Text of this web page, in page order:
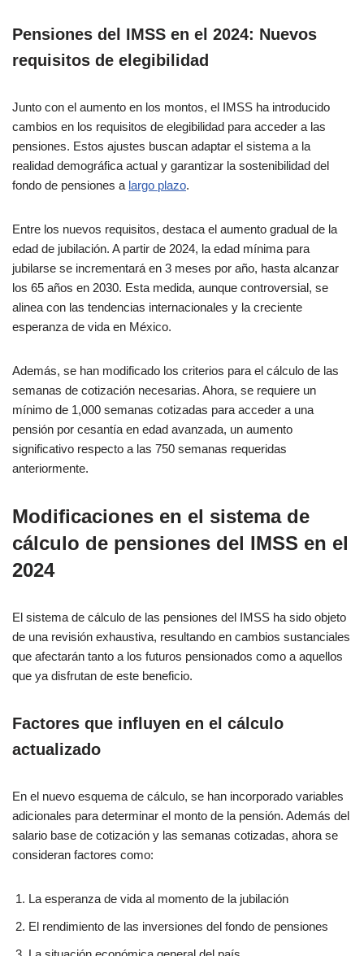
Pensiones del IMSS en el 2024: Nuevos
requisitos de elegibilidad
Junto con el aumento en los montos, el IMSS ha introducido
cambios en los requisitos de elegibilidad para acceder a las
pensiones. Estos ajustes buscan adaptar el sistema a la
realidad demográfica actual y garantizar la sostenibilidad del
fondo de pensiones a largo plazo.
Entre los nuevos requisitos, destaca el aumento gradual de la
edad de jubilación. A partir de 2024, la edad mínima para
jubilarse se incrementará en 3 meses por año, hasta alcanzar
los 65 años en 2030. Esta medida, aunque controversial, se
alinea con las tendencias internacionales y la creciente
esperanza de vida en México.
Además, se han modificado los criterios para el cálculo de las
semanas de cotización necesarias. Ahora, se requiere un
mínimo de 1,000 semanas cotizadas para acceder a una
pensión por cesantía en edad avanzada, un aumento
significativo respecto a las 750 semanas requeridas
anteriormente.
Modificaciones en el sistema de
cálculo de pensiones del IMSS en el
2024
El sistema de cálculo de las pensiones del IMSS ha sido objeto
de una revisión exhaustiva, resultando en cambios sustanciales
que afectarán tanto a los futuros pensionados como a aquellos
que ya disfrutan de este beneficio.
Factores que influyen en el cálculo
actualizado
En el nuevo esquema de cálculo, se han incorporado variables
adicionales para determinar el monto de la pensión. Además del
salario base de cotización y las semanas cotizadas, ahora se
consideran factores como:
La esperanza de vida al momento de la jubilación
El rendimiento de las inversiones del fondo de pensiones